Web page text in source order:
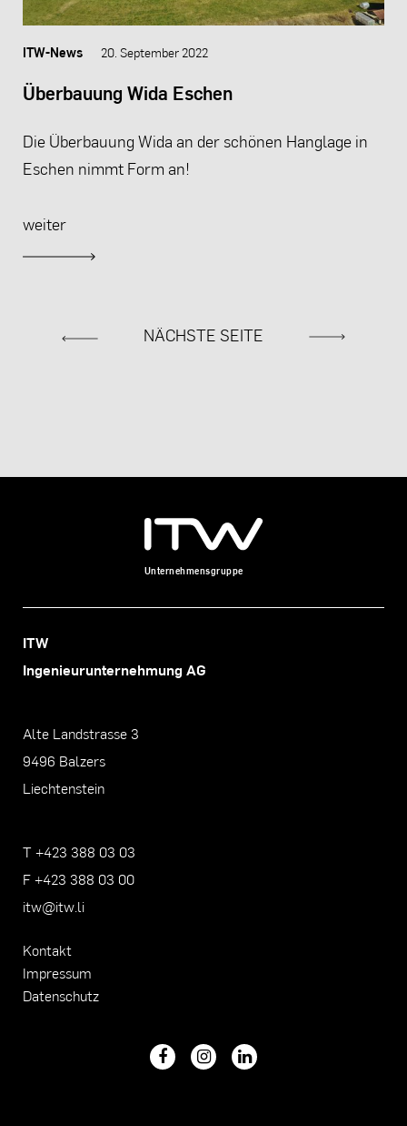
ITW-News 20. September 2022
Überbauung Wida Eschen
Die Überbauung Wida an der schönen Hanglage in
Eschen nimmt Form an!
weiter
NÄCHSTE SEITE
Unternehmensgruppe
ITW
Ingenieurunternehmung AG
Alte Landstrasse 3
9496 Balzers
Liechtenstein
T +423 388 03 03
F +423 388 03 00
itw@itw.li
Kontakt
Impressum
Datenschutz